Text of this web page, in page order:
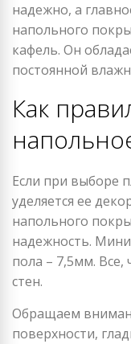
надежно, а
напольного
кафель. Он
постоянной
Как
Если при выборе
уделяется ее
напольного
надежность.
пола – 7,5мм.
стен.
Обращаем
поверхности,